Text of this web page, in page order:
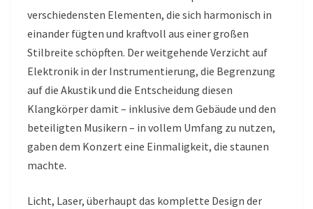
verschiedensten Elementen, die sich harmonisch in
einander fügten und kraftvoll aus einer großen
Stilbreite schöpften. Der weitgehende Verzicht auf
Elektronik in der Instrumentierung, die Begrenzung
auf die Akustik und die Entscheidung diesen
Klangkörper damit – inklusive dem Gebäude und den
beteiligten Musikern – in vollem Umfang zu nutzen,
gaben dem Konzert eine Einmaligkeit, die staunen
machte.
Licht, Laser, überhaupt das komplette Design der